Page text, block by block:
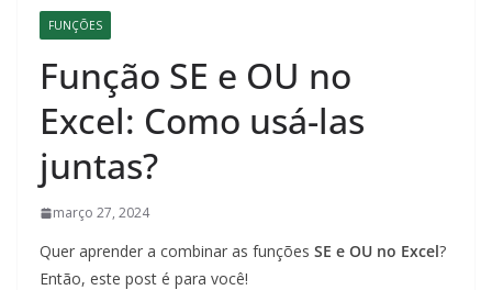
FUNÇÕES
Função SE e OU no
Excel: Como usá-las
juntas?
março 27, 2024
Quer aprender a combinar as funções SE e OU no Excel?
Então, este post é para você!